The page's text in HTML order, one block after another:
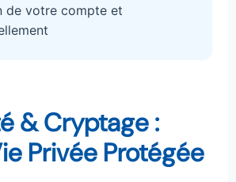
de votre compte et
& Cryptage :
Privée Protégée